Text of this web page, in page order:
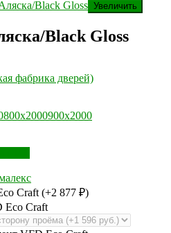
Увеличить
Black Gloss
фабрика дверей)
800х2000900х2000
Craft (+2 877 ₽)
Eco Craft